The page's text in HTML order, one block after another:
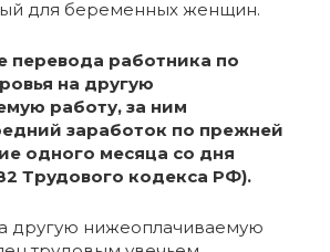
для беременных женщин.
перевода работника по
на другую
работу, за ним
заработок по прежней
одного месяца со дня
Трудового кодекса РФ).
другую нижеоплачиваемую